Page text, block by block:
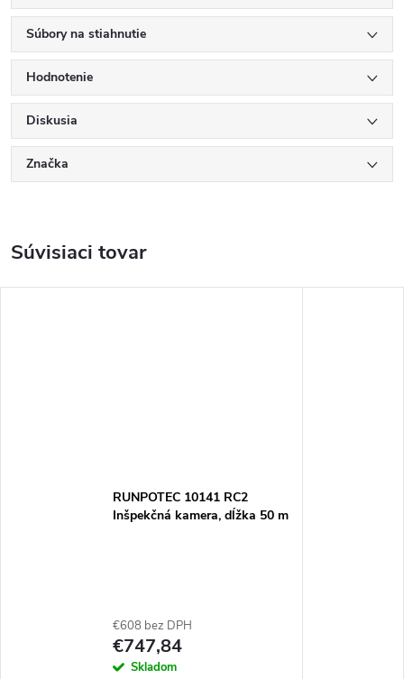
Súbory na stiahnutie
Hodnotenie
Diskusia
Značka
Súvisiaci tovar
RUNPOTEC 10141 RC2
Inšpekčná kamera, dĺžka 50 m
€608 bez DPH
€747,84
Skladom